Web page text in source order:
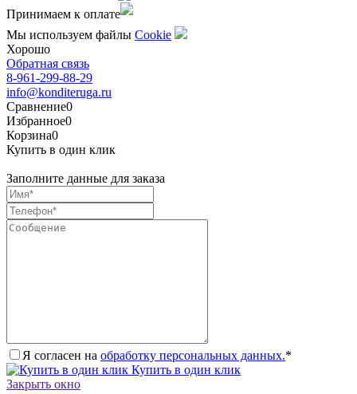
Принимаем к оплате
Мы используем файлы Сookie
Хорошо
Обратная связь
8-961-299-88-29
info@konditeruga.ru
Сравнение0
Избранное0
Корзина0
Купить в один клик
Заполните данные для заказа
Я согласен на обработку персональных данных.*
Купить в один клик
Закрыть окно